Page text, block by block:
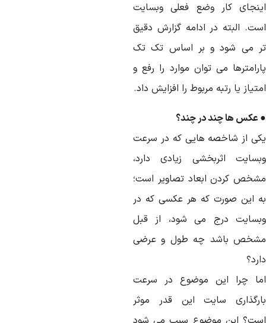
کار وضع فعلی وبسایت
البته در ادامه گزارش دقیق
می شود و بر اساس تک تک
می توان موارد را رفع و
یا رتبه مربوط را افزایش داد.
عکس ها چند در چند؟
از شاخصه هایی که در سرعت
اثربخشی زیادی دارد،
کردن ابعاد تصاویر است؛
این صورت که هر عکسی که در
درج می شود، از قبل
باشد چه طول و عرضی
چرا این موضوع در سرعت
سایت این قدر موثر